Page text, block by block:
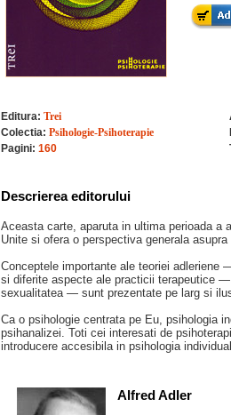
Editura: Trei
Colectia: Psihologie-Psihoterapie
Pagini: 160
Descrierea editorului
Aceasta carte, aparuta in ultima perioada a
Unite si ofera o perspectiva generala
Conceptele importante ale teoriei
si diferite aspecte ale practicii terapeutice
sexualitatea — sunt prezentate pe larg si
Ca o psihologie centrata pe Eu, psihologia
psihanalizei. Toti cei interesati de
introducere accesibila in psihologia
Alfred Adler